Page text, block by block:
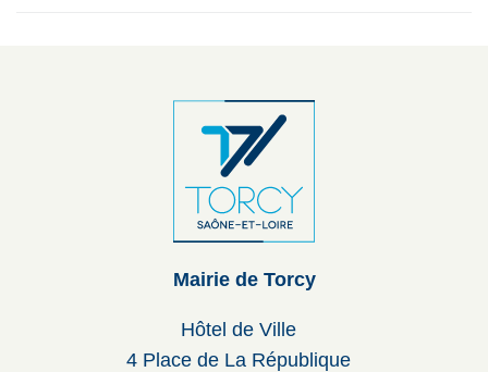
Mairie de Torcy
Hôtel de Ville
4 Place de La République